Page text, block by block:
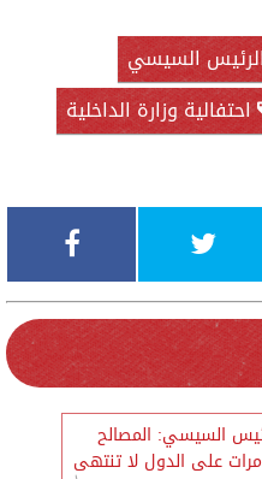
السيسي
احتفالية وزارة الداخلية
السيسي: المصالح
على الدول لا تنتهى